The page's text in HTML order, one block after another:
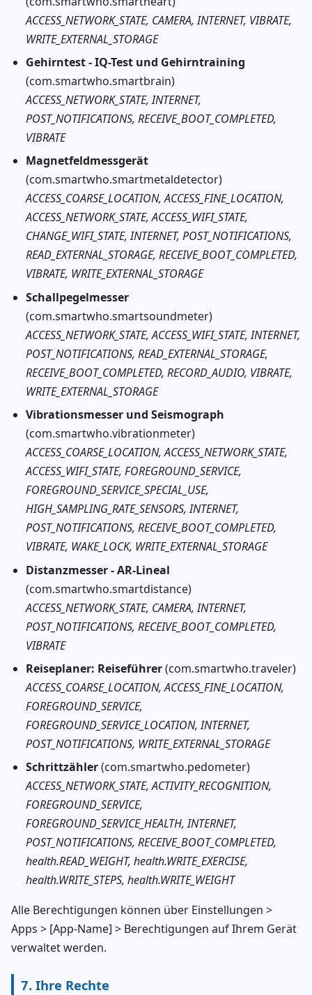
ACCESS_NETWORK_STATE, CAMERA, INTERNET, VIBRATE,
WRITE_EXTERNAL_STORAGE
Gehirntest - IQ-Test und Gehirntraining
(com.smartwho.smartbrain)
ACCESS_NETWORK_STATE, INTERNET,
POST_NOTIFICATIONS, RECEIVE_BOOT_COMPLETED,
VIBRATE
Magnetfeldmessgerät
(com.smartwho.smartmetaldetector)
ACCESS_COARSE_LOCATION, ACCESS_FINE_LOCATION,
ACCESS_NETWORK_STATE, ACCESS_WIFI_STATE,
CHANGE_WIFI_STATE, INTERNET, POST_NOTIFICATIONS,
READ_EXTERNAL_STORAGE, RECEIVE_BOOT_COMPLETED,
VIBRATE, WRITE_EXTERNAL_STORAGE
Schallpegelmesser
(com.smartwho.smartsoundmeter)
ACCESS_NETWORK_STATE, ACCESS_WIFI_STATE, INTERNET,
POST_NOTIFICATIONS, READ_EXTERNAL_STORAGE,
RECEIVE_BOOT_COMPLETED, RECORD_AUDIO, VIBRATE,
WRITE_EXTERNAL_STORAGE
Vibrationsmesser und Seismograph
(com.smartwho.vibrationmeter)
ACCESS_COARSE_LOCATION, ACCESS_NETWORK_STATE,
ACCESS_WIFI_STATE, FOREGROUND_SERVICE,
FOREGROUND_SERVICE_SPECIAL_USE,
HIGH_SAMPLING_RATE_SENSORS, INTERNET,
POST_NOTIFICATIONS, RECEIVE_BOOT_COMPLETED,
VIBRATE, WAKE_LOCK, WRITE_EXTERNAL_STORAGE
Distanzmesser - AR-Lineal
(com.smartwho.smartdistance)
ACCESS_NETWORK_STATE, CAMERA, INTERNET,
POST_NOTIFICATIONS, RECEIVE_BOOT_COMPLETED,
VIBRATE
Reiseplaner: Reiseführer(com.smartwho.traveler)
ACCESS_COARSE_LOCATION, ACCESS_FINE_LOCATION,
FOREGROUND_SERVICE,
FOREGROUND_SERVICE_LOCATION, INTERNET,
POST_NOTIFICATIONS, WRITE_EXTERNAL_STORAGE
Schrittzähler(com.smartwho.pedometer)
ACCESS_NETWORK_STATE, ACTIVITY_RECOGNITION,
FOREGROUND_SERVICE,
FOREGROUND_SERVICE_HEALTH, INTERNET,
POST_NOTIFICATIONS, RECEIVE_BOOT_COMPLETED,
health.READ_WEIGHT, health.WRITE_EXERCISE,
health.WRITE_STEPS, health.WRITE_WEIGHT
Alle Berechtigungen können über Einstellungen >
Apps > [App-Name] > Berechtigungen auf Ihrem Gerät
verwaltet werden.
7. Ihre Rechte